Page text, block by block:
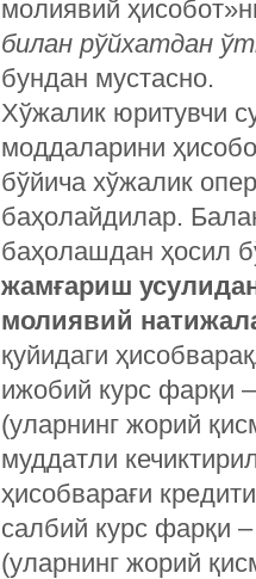
молиявий
билан рўйхатдан
бундан мустасно.
Хўжалик юритувчи
моддаларини
бўйича хўжалик
баҳолайдилар.
баҳолашдан ҳосил
жамғариш
молиявий
қуйидаги
ижобий курс фарқи
(уларнинг жорий
муддатли
ҳисобварағи
салбий курс фарқи
(уларнинг жорий